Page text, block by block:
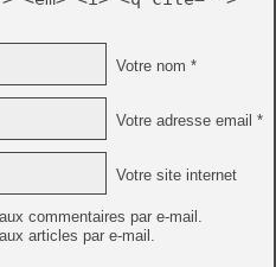
Votre nom *
Votre adresse email *
Votre site internet
commentaires par e-mail.
articles par e-mail.